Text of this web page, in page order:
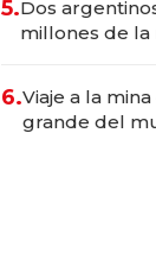
5.Dos
millones de la
6.Viaje a la
grande del